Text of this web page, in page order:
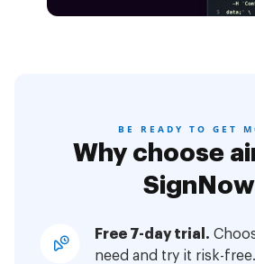
BE READY TO GET
Why choose
SignNow
Free 7-day trial.
need and try it risk-free.